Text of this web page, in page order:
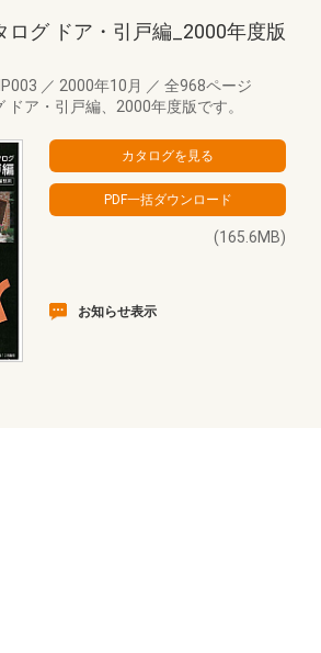
ログ ドア・引戸編_2000年度版
／ 2000年10月 ／ 全968ページ
ア・引戸編、2000年度版です。
(165.6MB)
お知らせ表示